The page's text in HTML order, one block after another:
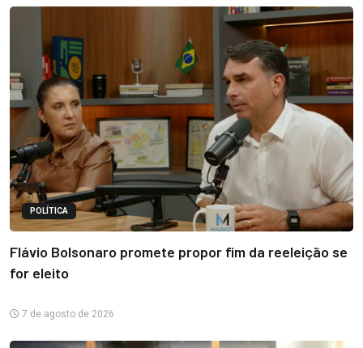
POLÍTICA
Flávio Bolsonaro promete propor fim da reeleição se
for eleito
7 de agosto de 2026